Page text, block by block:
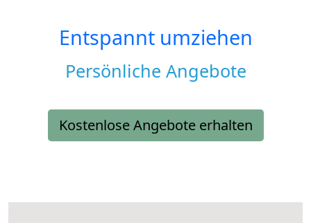
Entspannt umziehen
Persönliche Angebote
Kostenlose Angebote erhalten